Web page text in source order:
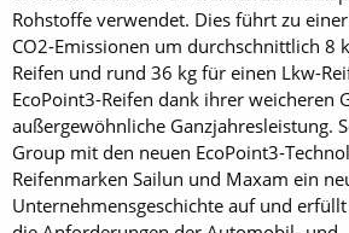
Rohstoffe verwendet. Dies führt zu
CO2-Emissionen um durchschnittlich 8
Reifen und rund 36 kg für einen Lkw-
EcoPoint3-Reifen dank ihrer weicheren
außergewöhnliche Ganzjahresleistung.
Group mit den neuen EcoPoint3-
Reifenmarken Sailun und Maxam ein
Unternehmensgeschichte auf und